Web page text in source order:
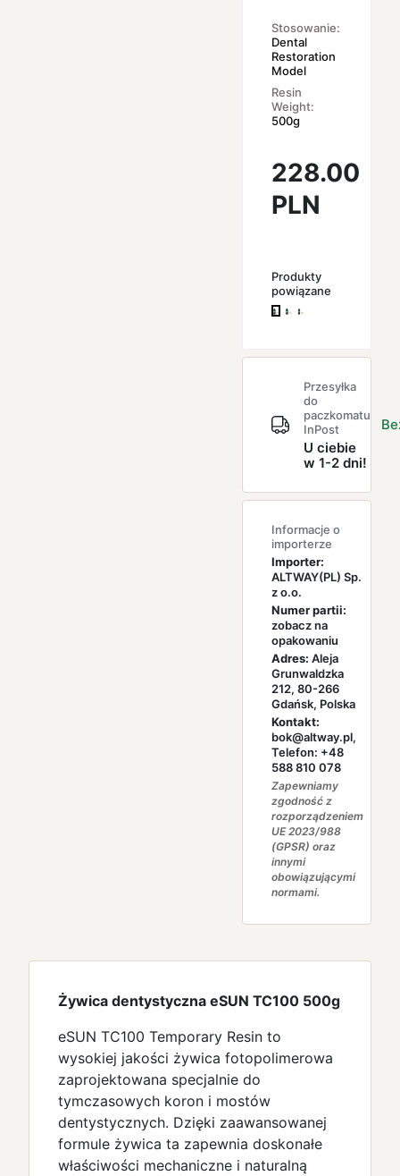
Stosowanie:
Dental
Restoration
Model
Resin
Weight:
500g
228.00
PLN
Produkty
powiązane
Przesyłka
do
paczkomatu
InPost
U ciebie
w 1-2 dni!
Informacje o
importerze
Importer:
ALTWAY(PL) Sp.
z o.o.
Numer partii:
zobacz na
opakowaniu
Adres: Aleja
Grunwaldzka
212, 80-266
Gdańsk, Polska
Kontakt:
bok@altway.pl,
Telefon: +48
588 810 078
Zapewniamy
zgodność z
rozporządzeniem
UE 2023/988
(GPSR) oraz
innymi
obowiązującymi
normami.
Żywica dentystyczna eSUN TC100 500g
eSUN TC100 Temporary Resin to
wysokiej jakości żywica fotopolimerowa
zaprojektowana specjalnie do
tymczasowych koron i mostów
dentystycznych. Dzięki zaawansowanej
formule żywica ta zapewnia doskonałe
właściwości mechaniczne i naturalną